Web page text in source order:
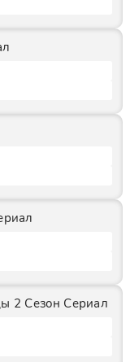
2 Сезон Сериал